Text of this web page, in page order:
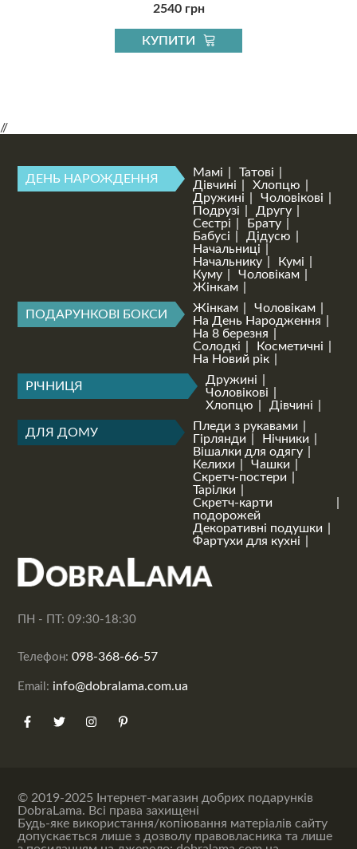
2540 грн
КУПИТИ
//
ДЕНЬ НАРОЖДЕННЯ Мамі
Татові
Дівчині
Хлопцю
Дружині
Чоловікові
Подрузі
Другу
Сестрі
Брату
Бабусі
Дідусю
Начальниці
Начальнику
Кумі
Куму
Чоловікам
Жінкам
ПОДАРУНКОВІ БОКСИ Жінкам
Чоловікам
На День Народження
На 8 березня
Солодкі
Косметичні
На Новий рік
РІЧНИЦЯ
Дружині
Чоловікові
Хлопцю
Дівчині
ДЛЯ ДОМУ
Пледи з рукавами
Гірлянди
Нічники
Вішалки для одягу
Келихи
Чашки
Скретч-постери
Тарілки
Скретч-карти
подорожей
Декоративні подушки
Фартухи для кухні
ПН - ПТ: 09:30-18:30
Телефон:098-368-66-57
Email: info@dobralama.com.ua
© 2019-2025 Інтернет-магазин добрих подарунків
DobraLama. Всі права захищені
Будь-яке використання/копіювання матеріалів сайту
допускається лише з дозволу правовласника та лише